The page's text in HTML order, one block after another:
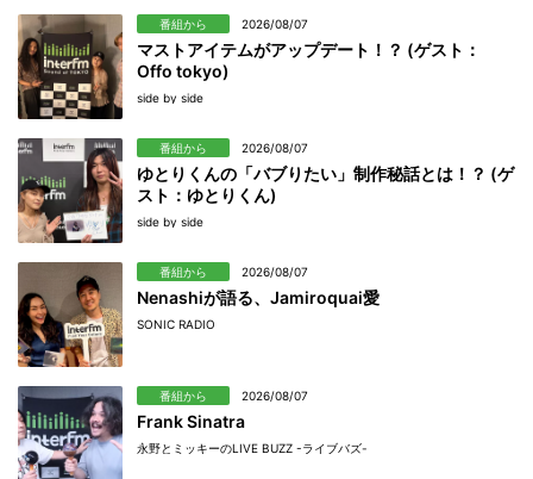
番組から 2026/08/07
マストアイテムがアップデート！？ (ゲスト：
Offo tokyo)
side by side
番組から 2026/08/07
ゆとりくんの「バブりたい」制作秘話とは！？ (ゲ
スト：ゆとりくん)
side by side
番組から 2026/08/07
Nenashiが語る、Jamiroquai愛
SONIC RADIO
番組から 2026/08/07
Frank Sinatra
永野とミッキーのLIVE BUZZ -ライブバズ-